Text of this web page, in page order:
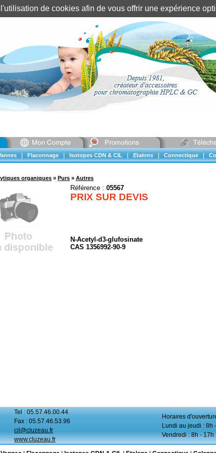
Identification client ||
Flaconnage Isotopes CDN & CIL Etalons Connectique
organiques » Purs » Autres
Référence : 05567
PRIX SUR DEVIS
N-Acetyl-d3-glufosinate
CAS 1356992-90-9
Tel : 05.57.46.00.44
Fax : 05.57.46.53.96
cil@cluzeau.fr
www.cluzeau.fr
Horaires
Lundi au jeudi : 8h
Vendredi : 8h - 17h
de cookies afin de vous offrir une expérience